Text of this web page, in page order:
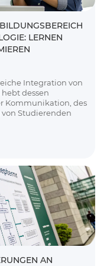
LERNEN
Integration von
dessen
Kommunikation, des
Studierenden
AN